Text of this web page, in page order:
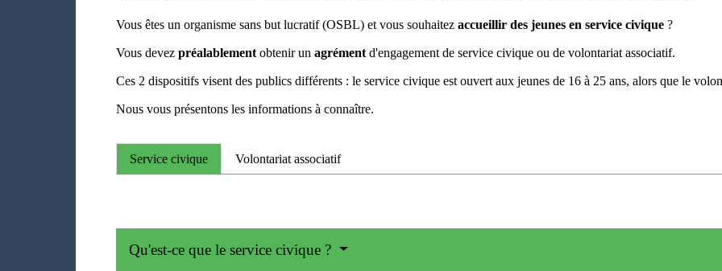
Vous êtes un organisme sans but lucratif (OSBL) et vous souhaitezaccueillir des jeunes en service civique ?
Vous devezpréalablement obtenir unagrément d'engagement de service civique ou de volontariat associatif.
Ces 2 dispositifs visent des publics différents : le service civique est ouvert aux jeunes de 16 à 25 ans, alors que le
Nous vous présentons les informations à connaître.
Service civique Volontariat associatif
Qu'est-ce que le service civique ?